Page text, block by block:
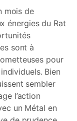
mois de
énergies du Rat
sont à
pour
Bien
sembler
l’action
un Métal en